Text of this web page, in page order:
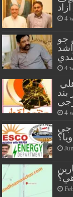
4
جو
4
4
جي